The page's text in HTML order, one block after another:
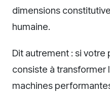
dimensions
humaine.
Dit autrement : si
consiste à transformer
machines